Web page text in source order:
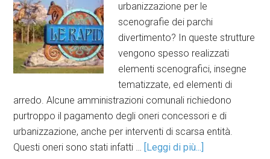
urbanizzazione per le
scenografie dei parchi
divertimento? In queste strutture
vengono spesso realizzati
elementi scenografici, insegne
tematizzate, ed elementi di
arredo. Alcune amministrazioni comunali richiedono
purtroppo il pagamento degli oneri concessori e di
urbanizzazione, anche per interventi di scarsa entità.
Questi oneri sono stati infatti … [Leggi di più...]